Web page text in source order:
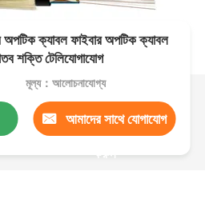
অপটিক ক্যাবল ফাইবার অপটিক ক্যাবল
শক্তি টেলিযোগাযোগ
মূল্য：আলোচনাযোগ্য
আমাদের সাথে যোগাযোগ
করুন